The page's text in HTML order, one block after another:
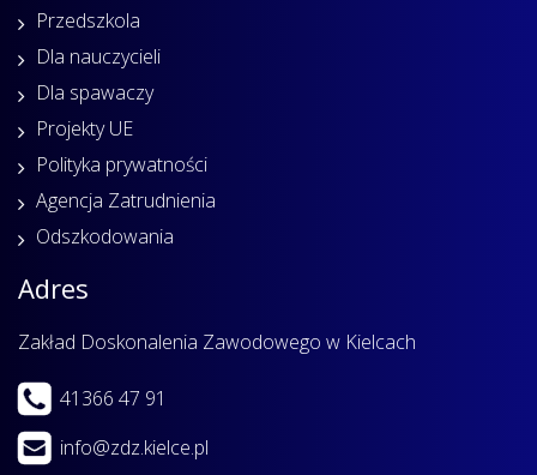
Przedszkola
Dla nauczycieli
Dla spawaczy
Projekty UE
Polityka prywatności
Agencja Zatrudnienia
Odszkodowania
Adres
Zakład Doskonalenia Zawodowego w Kielcach
41366 47 91
info@zdz.kielce.pl